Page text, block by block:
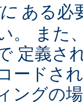
ある必
。 また
定義さ
ードさ
ングの